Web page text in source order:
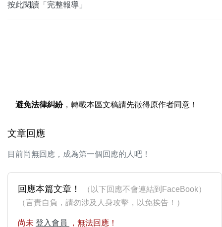
按此閱讀「完整報導」
避免法律糾紛，轉載本區文稿請先徵得原作者同意！
文章回應
目前尚無回應，成為第一個回應的人吧！
回應本篇文章！
（以下回應不會連結到FaceBook）
（言責自負，請勿涉及人身攻擊，以免挨告！）
尚未 登入會員 ，無法回應！